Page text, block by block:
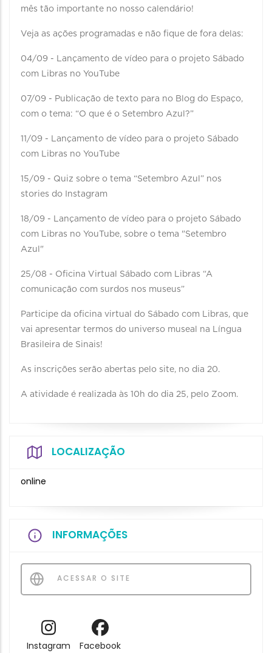
mês tão importante no nosso calendário!
Veja as ações programadas e não fique de fora delas:
04/09 - Lançamento de vídeo para o projeto Sábado
com Libras no YouTube
07/09 - Publicação de texto para no Blog do Espaço,
com o tema: “O que é o Setembro Azul?”
11/09 - Lançamento de vídeo para o projeto Sábado
com Libras no YouTube
15/09 - Quiz sobre o tema “Setembro Azul” nos
stories do Instagram
18/09 - Lançamento de vídeo para o projeto Sábado
com Libras no YouTube, sobre o tema "Setembro
Azul"
25/08 - Oficina Virtual Sábado com Libras “A
comunicação com surdos nos museus”
Participe da oficina virtual do Sábado com Libras, que
vai apresentar termos do universo museal na Língua
Brasileira de Sinais!
As inscrições serão abertas pelo site, no dia 20.
A atividade é realizada às 10h do dia 25, pelo Zoom.
LOCALIZAÇÃO
online
INFORMAÇÕES
ACESSAR O SITE
Instagram Facebook